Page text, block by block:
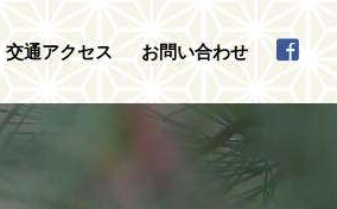
交通アクセス お問い合わせ